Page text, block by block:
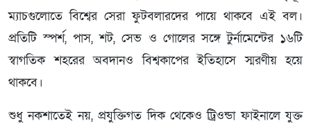
ম্যাচগুলোতে বিশ্বের সেরা ফুটবলারদের পায়ে থাকবে এই বল।
প্রতিটি স্পর্শ, পাস, শট, সেভ ও গোলের সঙ্গে টুর্নামেন্টের ১৬টি
স্বাগতিক শহরের অবদানও বিশ্বকাপের ইতিহাসে স্মরণীয় হয়ে
থাকবে।
শুধু নকশাতেই নয়, প্রযুক্তিগত দিক থেকেও ট্রিওন্ডা ফাইনালে যুক্ত